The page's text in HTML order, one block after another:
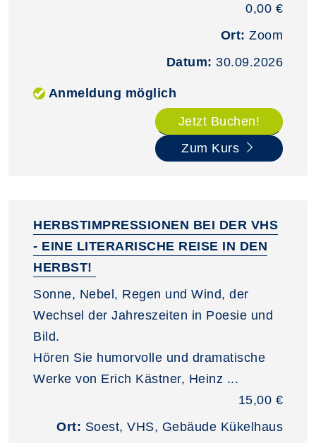
0,00 €
Ort: Zoom
Datum: 30.09.2026
Anmeldung möglich
Jetzt Buchen!
Zum Kurs
HERBSTIMPRESSIONEN BEI DER VHS
- EINE LITERARISCHE REISE IN DEN
HERBST!
Sonne, Nebel, Regen und Wind, der
Wechsel der Jahreszeiten in Poesie und
Bild.
Hören Sie humorvolle und dramatische
Werke von Erich Kästner, Heinz ...
15,00 €
Ort: Soest, VHS, Gebäude Kükelhaus